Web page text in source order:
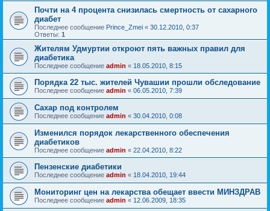
Почти на 4 процента снизилась смертность от сахарного
диабет
Последнее сообщение Prince_Zmei « 30.12.2010, 0:37
Ответы: 1
Жителям Удмуртии откроют пять важных правил для
диабетика
Последнее сообщение admin « 18.05.2010, 8:15
Порядка 22 тыс. жителей Чувашии прошли обследование
Последнее сообщение admin « 06.05.2010, 7:39
Сахар под контролем
Последнее сообщение admin « 30.04.2010, 0:08
Изменился порядок лекарственного обеспечения
диабетиков
Последнее сообщение admin « 22.04.2010, 8:22
Пензенские диабетики
Последнее сообщение admin « 18.04.2010, 19:44
Мониторинг цен на лекарства обещает ввести МИНЗДРАВ
Последнее сообщение admin « 12.06.2009, 18:35